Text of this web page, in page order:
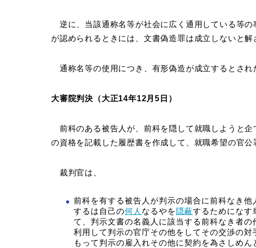
逆に、当該通称名等が社会に広く通用している等
が認められるときには、文書偽造罪は成立しないと解
通称名等の使用につき、有形偽造が成立するとされ
大審院判決（大正14年12月5日）
前科のある被告人が、前科を隠して就職しようと企
の資格を記載した履歴書を作成して、就職希望の官公
裁判官は、
前科を有する被告人が判示の場合に前科なき
するは自己の何人 なるやを 隠蔽するためになす
て、判示文書の名義人に該当する前科なき者
利用して判示の官庁その他をしてその交渉の対
もって判示の雇入れその他に契約を為さしめ